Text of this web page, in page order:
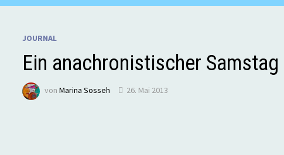
JOURNAL
Ein anachronistischer Samstag
vonMarina Sosseh 26. Mai 2013